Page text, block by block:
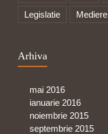
Legislatie
Mediere
Arhiva
mai 2016
ianuarie 2016
noiembrie 2015
septembrie 2015